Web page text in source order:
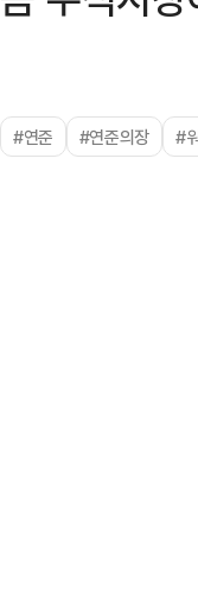
#연준 #연준의장 #